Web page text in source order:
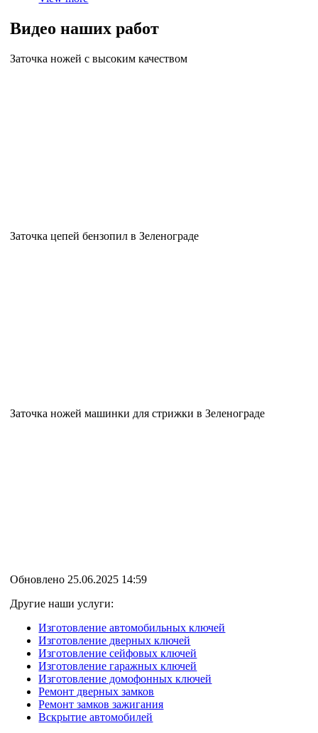
Видео наших работ
Заточка ножей с высоким качеством
Заточка цепей бензопил в Зеленограде
Заточка ножей машинки для стрижки в Зеленограде
Обновлено 25.06.2025 14:59
Другие наши услуги:
Изготовление автомобильных ключей
Изготовление дверных ключей
Изготовление сейфовых ключей
Изготовление гаражных ключей
Изготовление домофонных ключей
Ремонт дверных замков
Ремонт замков зажигания
Вскрытие автомобилей